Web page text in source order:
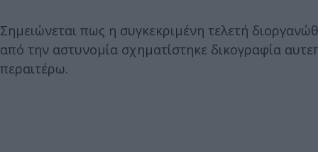
Σημειώνεται πως η συγκεκριμένη τελετή
από την αστυνομία σχηματίστηκε δικογραφία
περαιτέρω.